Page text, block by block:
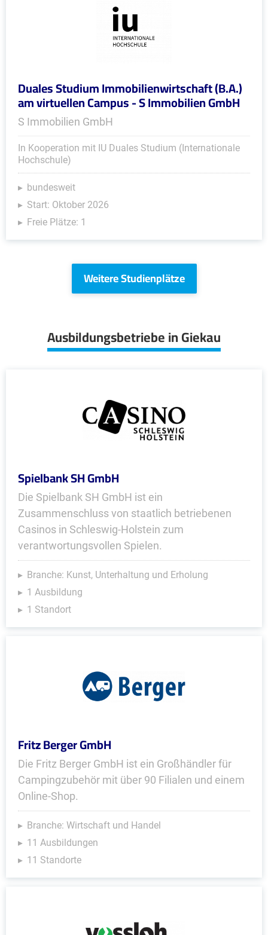
Duales Studium Immobilienwirtschaft (B.A.)
am virtuellen Campus - S Immobilien GmbH
S Immobilien GmbH
In Kooperation mit IU Duales Studium (Internationale
Hochschule)
bundesweit
Start: Oktober 2026
Freie Plätze: 1
Weitere Studienplätze
Ausbildungsbetriebe in Giekau
Spielbank SH GmbH
Die Spielbank SH GmbH ist ein
Zusammenschluss von staatlich betriebenen
Casinos in Schleswig-Holstein zum
verantwortungsvollen Spielen.
Branche: Kunst, Unterhaltung und Erholung
1 Ausbildung
1 Standort
Fritz Berger GmbH
Die Fritz Berger GmbH ist ein Großhändler für
Campingzubehör mit über 90 Filialen und einem
Online-Shop.
Branche: Wirtschaft und Handel
11 Ausbildungen
11 Standorte